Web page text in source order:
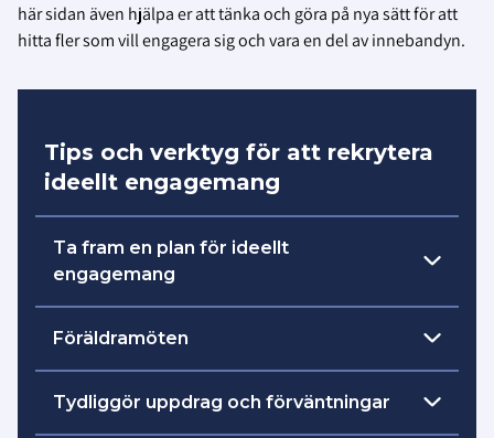
här sidan även hjälpa er att tänka och göra på nya sätt för att
hitta fler som vill engagera sig och vara en del av innebandyn.
Tips och verktyg för att rekrytera
ideellt engagemang
Ta fram en plan för ideellt
engagemang
Skriv en plan för att öka och stärka det
plan:
Föräldramöten
Tänk till i samband med föräldramöten för
att öppna upp dörren för fler föräldrar in till
Tydliggör uppdrag och förväntningar